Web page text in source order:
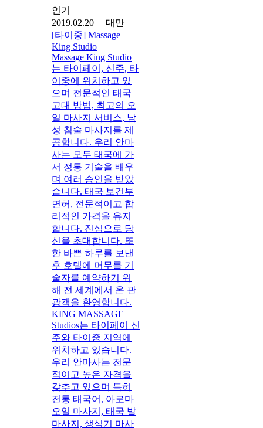
인기
2019.02.20 대만
[타이중] Massage
King Studio
Massage King Studio
는 타이페이, 신주, 타
이중에 위치하고 있
으며 전문적인 태국
고대 방법, 최고의 오
일 마사지 서비스, 남
성 침술 마사지를 제
공합니다. 우리 안마
사는 모두 태국에 가
서 정통 기술을 배우
며 여러 승인을 받았
습니다. 태국 보건부
면허, 전문적이고 합
리적인 가격을 유지
합니다. 진심으로 당
신을 초대합니다. 또
한 바쁜 하루를 보낸
후 호텔에 머무를 기
술자를 예약하기 위
해 전 세계에서 온 관
광객을 환영합니다.
KING MASSAGE
Studios는 타이페이 신
주와 타이중 지역에
위치하고 있습니다.
우리 안마사는 전문
적이고 높은 자격을
갖추고 있으며 특히
전통 태국어, 아로마
오일 마사지, 태국 발
마사지, 생식기 마사